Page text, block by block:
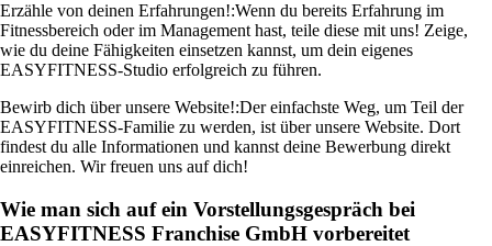
Erzähle von deinen Erfahrungen!:Wenn du bereits Erfahrung im
Fitnessbereich oder im Management hast, teile diese mit uns! Zeige,
wie du deine Fähigkeiten einsetzen kannst, um dein eigenes
EASYFITNESS-Studio erfolgreich zu führen.
Bewirb dich über unsere Website!:Der einfachste Weg, um Teil der
EASYFITNESS-Familie zu werden, ist über unsere Website. Dort
findest du alle Informationen und kannst deine Bewerbung direkt
einreichen. Wir freuen uns auf dich!
Wie man sich auf ein Vorstellungsgespräch bei
EASYFITNESS Franchise GmbH vorbereitet